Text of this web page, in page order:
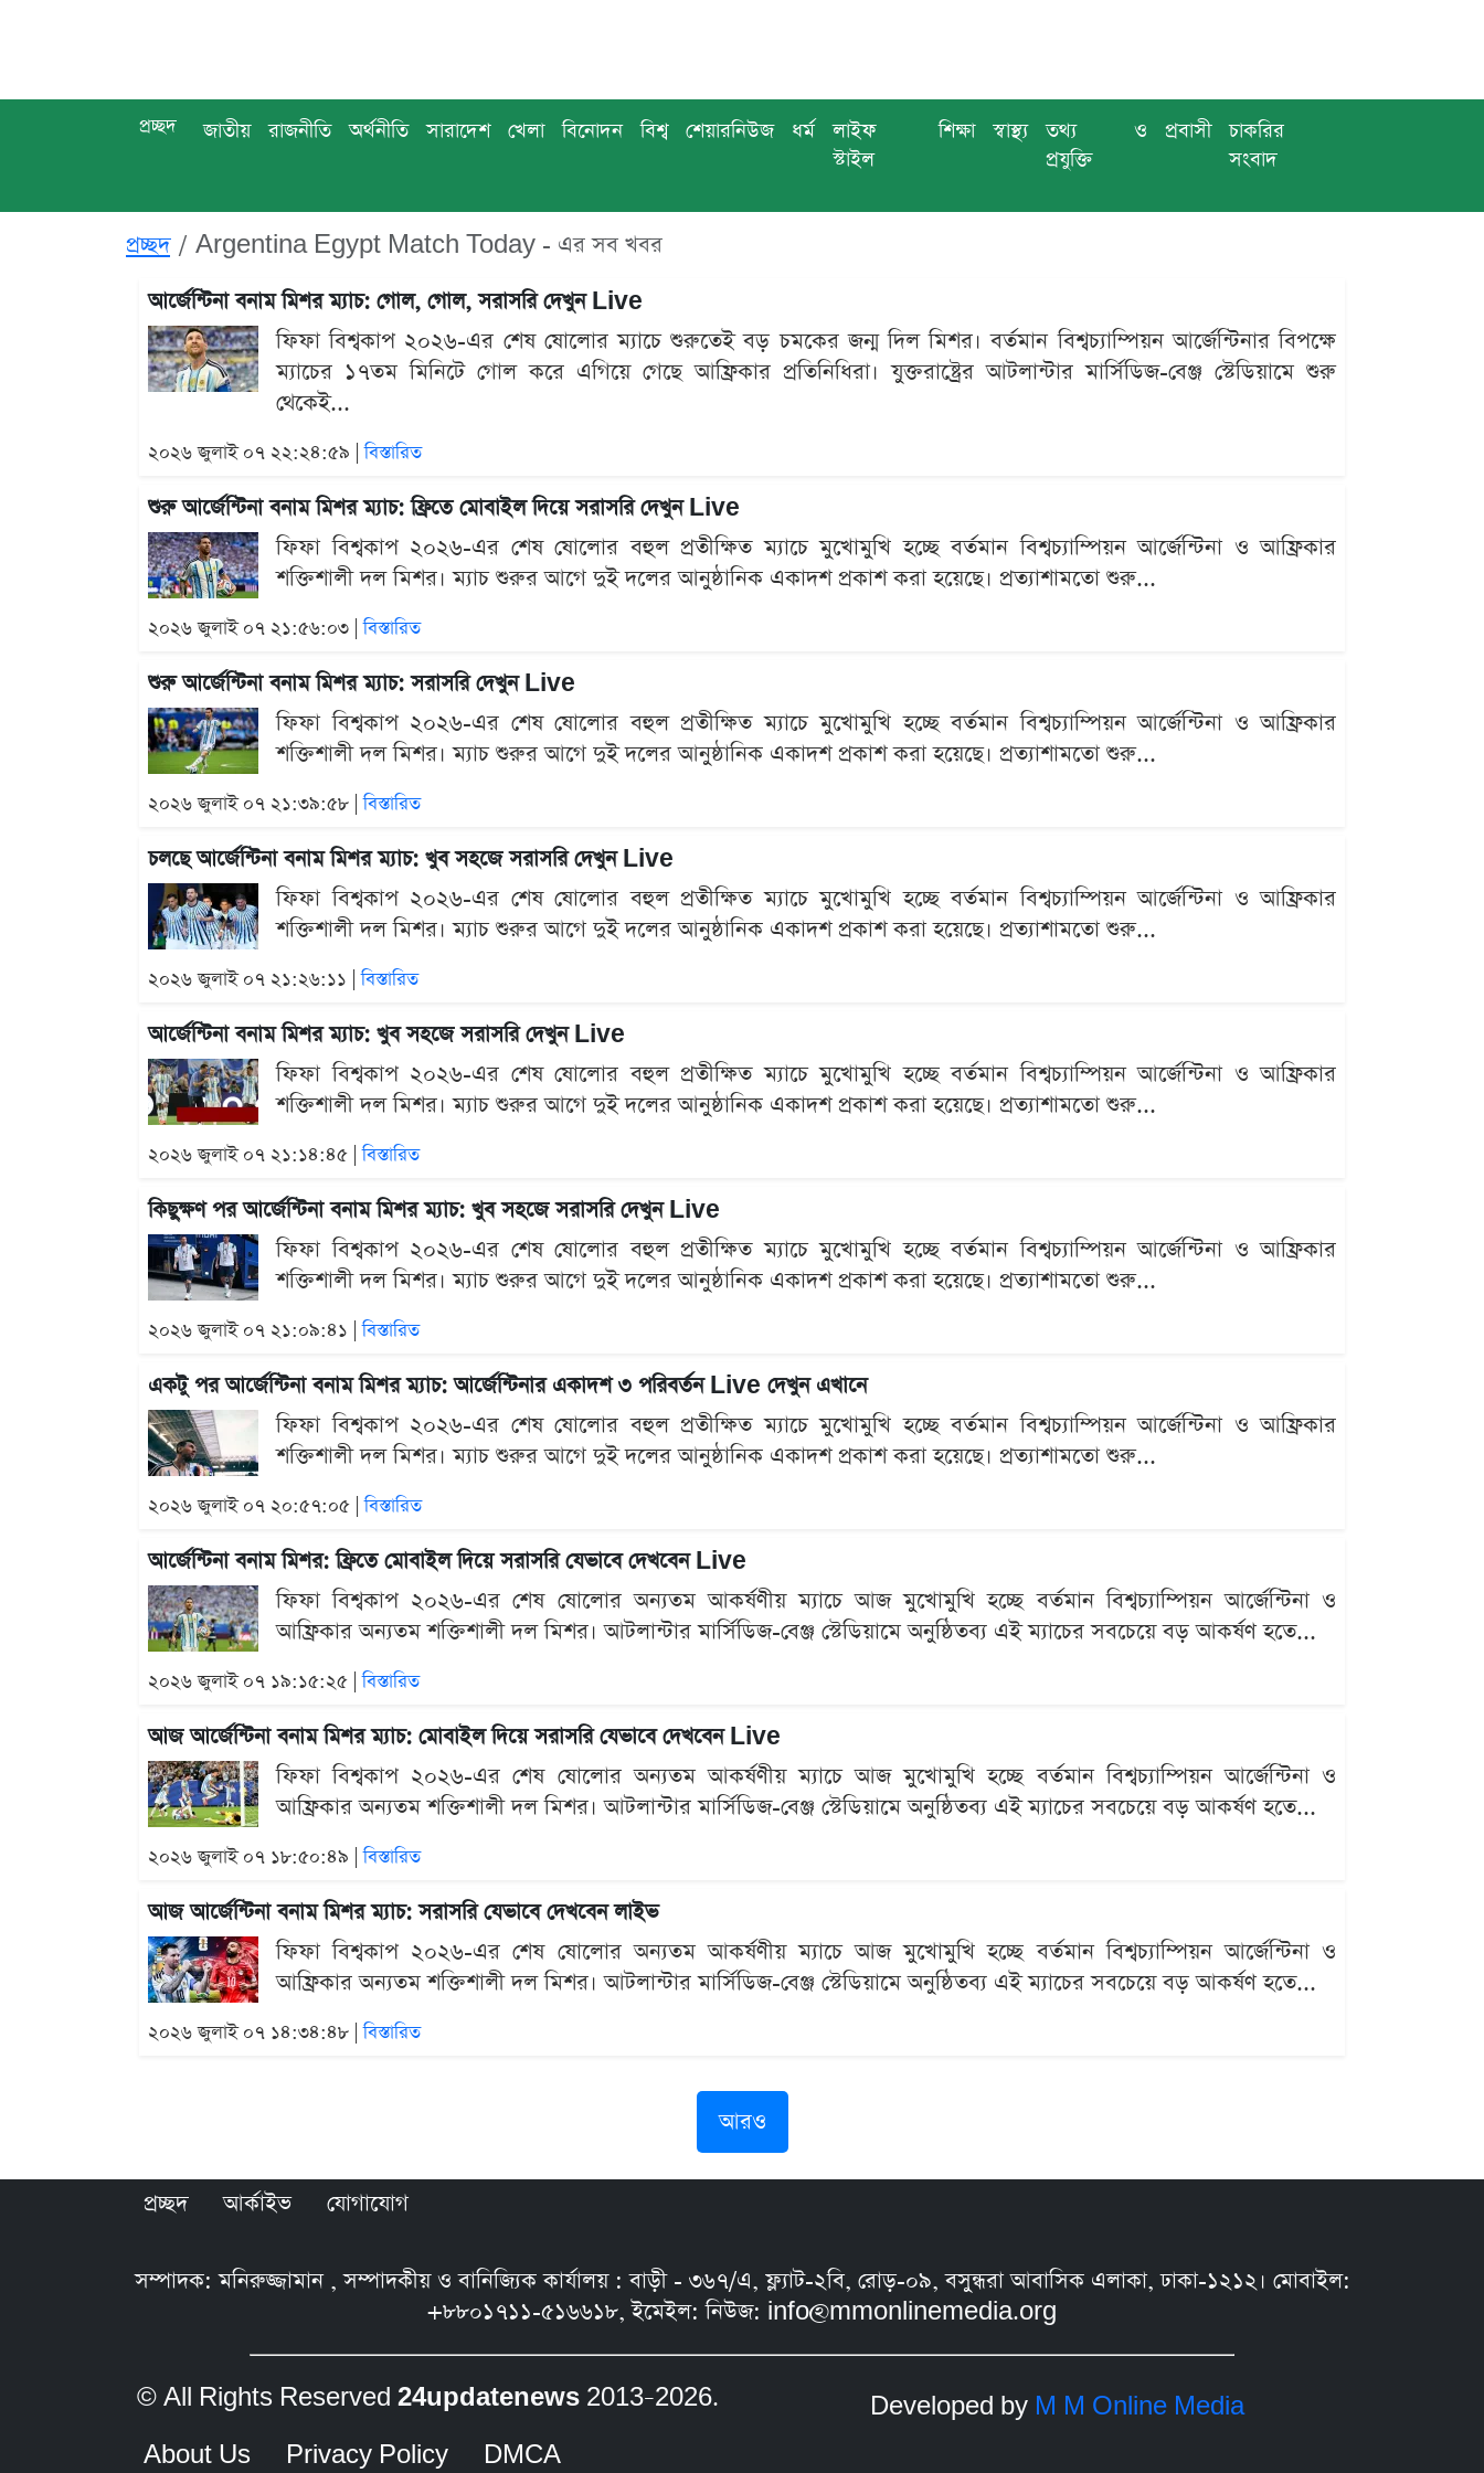
প্রচ্ছদ জাতীয় রাজনীতি অর্থনীতি সারাদেশ খেলা বিনোদন বিশ্ব শেয়ারনিউজ ধর্ম
লাইফ
স্টাইল
শিক্ষা স্বাস্থ্য
তথ্য ও
প্রযুক্তি
প্রবাসী
চাকরির
সংবাদ
প্রচ্ছদ Argentina Egypt Match Today - এর সব খবর
আর্জেন্টিনা বনাম মিশর ম্যাচ: গোল, গোল, সরাসরি দেখুন Live
ফিফা বিশ্বকাপ ২০২৬-এর শেষ ষোলোর ম্যাচে শুরুতেই বড় চমকের জন্ম দিল মিশর। বর্তমান বিশ্বচ্যাম্পিয়ন আর্জেন্টিনার বিপক্ষে
ম্যাচের ১৭তম মিনিটে গোল করে এগিয়ে গেছে আফ্রিকার প্রতিনিধিরা। যুক্তরাষ্ট্রের আটলান্টার মার্সিডিজ-বেঞ্জ স্টেডিয়ামে শুরু
থেকেই...
২০২৬ জুলাই ০৭ ২২:২৪:৫৯ |বিস্তারিত
শুরু আর্জেন্টিনা বনাম মিশর ম্যাচ: ফ্রিতে মোবাইল দিয়ে সরাসরি দেখুন Live
ফিফা বিশ্বকাপ ২০২৬-এর শেষ ষোলোর বহুল প্রতীক্ষিত ম্যাচে মুখোমুখি হচ্ছে বর্তমান বিশ্বচ্যাম্পিয়ন আর্জেন্টিনা ও আফ্রিকার
শক্তিশালী দল মিশর। ম্যাচ শুরুর আগে দুই দলের আনুষ্ঠানিক একাদশ প্রকাশ করা হয়েছে। প্রত্যাশামতো শুরু...
২০২৬ জুলাই ০৭ ২১:৫৬:০৩ |বিস্তারিত
শুরু আর্জেন্টিনা বনাম মিশর ম্যাচ: সরাসরি দেখুন Live
ফিফা বিশ্বকাপ ২০২৬-এর শেষ ষোলোর বহুল প্রতীক্ষিত ম্যাচে মুখোমুখি হচ্ছে বর্তমান বিশ্বচ্যাম্পিয়ন আর্জেন্টিনা ও আফ্রিকার
শক্তিশালী দল মিশর। ম্যাচ শুরুর আগে দুই দলের আনুষ্ঠানিক একাদশ প্রকাশ করা হয়েছে। প্রত্যাশামতো শুরু...
২০২৬ জুলাই ০৭ ২১:৩৯:৫৮ |বিস্তারিত
চলছে আর্জেন্টিনা বনাম মিশর ম্যাচ: খুব সহজে সরাসরি দেখুন Live
ফিফা বিশ্বকাপ ২০২৬-এর শেষ ষোলোর বহুল প্রতীক্ষিত ম্যাচে মুখোমুখি হচ্ছে বর্তমান বিশ্বচ্যাম্পিয়ন আর্জেন্টিনা ও আফ্রিকার
শক্তিশালী দল মিশর। ম্যাচ শুরুর আগে দুই দলের আনুষ্ঠানিক একাদশ প্রকাশ করা হয়েছে। প্রত্যাশামতো শুরু...
২০২৬ জুলাই ০৭ ২১:২৬:১১ |বিস্তারিত
আর্জেন্টিনা বনাম মিশর ম্যাচ: খুব সহজে সরাসরি দেখুন Live
ফিফা বিশ্বকাপ ২০২৬-এর শেষ ষোলোর বহুল প্রতীক্ষিত ম্যাচে মুখোমুখি হচ্ছে বর্তমান বিশ্বচ্যাম্পিয়ন আর্জেন্টিনা ও আফ্রিকার
শক্তিশালী দল মিশর। ম্যাচ শুরুর আগে দুই দলের আনুষ্ঠানিক একাদশ প্রকাশ করা হয়েছে। প্রত্যাশামতো শুরু...
২০২৬ জুলাই ০৭ ২১:১৪:৪৫ |বিস্তারিত
কিছুক্ষণ পর আর্জেন্টিনা বনাম মিশর ম্যাচ: খুব সহজে সরাসরি দেখুন Live
ফিফা বিশ্বকাপ ২০২৬-এর শেষ ষোলোর বহুল প্রতীক্ষিত ম্যাচে মুখোমুখি হচ্ছে বর্তমান বিশ্বচ্যাম্পিয়ন আর্জেন্টিনা ও আফ্রিকার
শক্তিশালী দল মিশর। ম্যাচ শুরুর আগে দুই দলের আনুষ্ঠানিক একাদশ প্রকাশ করা হয়েছে। প্রত্যাশামতো শুরু...
২০২৬ জুলাই ০৭ ২১:০৯:৪১ |বিস্তারিত
একটু পর আর্জেন্টিনা বনাম মিশর ম্যাচ: আর্জেন্টিনার একাদশ ৩ পরিবর্তন Live দেখুন এখানে
ফিফা বিশ্বকাপ ২০২৬-এর শেষ ষোলোর বহুল প্রতীক্ষিত ম্যাচে মুখোমুখি হচ্ছে বর্তমান বিশ্বচ্যাম্পিয়ন আর্জেন্টিনা ও আফ্রিকার
শক্তিশালী দল মিশর। ম্যাচ শুরুর আগে দুই দলের আনুষ্ঠানিক একাদশ প্রকাশ করা হয়েছে। প্রত্যাশামতো শুরু...
২০২৬ জুলাই ০৭ ২০:৫৭:০৫ |বিস্তারিত
আর্জেন্টিনা বনাম মিশর: ফ্রিতে মোবাইল দিয়ে সরাসরি যেভাবে দেখবেন Live
ফিফা বিশ্বকাপ ২০২৬-এর শেষ ষোলোর অন্যতম আকর্ষণীয় ম্যাচে আজ মুখোমুখি হচ্ছে বর্তমান বিশ্বচ্যাম্পিয়ন আর্জেন্টিনা ও
আফ্রিকার অন্যতম শক্তিশালী দল মিশর। আটলান্টার মার্সিডিজ-বেঞ্জ স্টেডিয়ামে অনুষ্ঠিতব্য এই ম্যাচের সবচেয়ে বড় আকর্ষণ হতে...
২০২৬ জুলাই ০৭ ১৯:১৫:২৫ |বিস্তারিত
আজ আর্জেন্টিনা বনাম মিশর ম্যাচ: মোবাইল দিয়ে সরাসরি যেভাবে দেখবেন Live
ফিফা বিশ্বকাপ ২০২৬-এর শেষ ষোলোর অন্যতম আকর্ষণীয় ম্যাচে আজ মুখোমুখি হচ্ছে বর্তমান বিশ্বচ্যাম্পিয়ন আর্জেন্টিনা ও
আফ্রিকার অন্যতম শক্তিশালী দল মিশর। আটলান্টার মার্সিডিজ-বেঞ্জ স্টেডিয়ামে অনুষ্ঠিতব্য এই ম্যাচের সবচেয়ে বড় আকর্ষণ হতে...
২০২৬ জুলাই ০৭ ১৮:৫০:৪৯ |বিস্তারিত
আজ আর্জেন্টিনা বনাম মিশর ম্যাচ: সরাসরি যেভাবে দেখবেন লাইভ
ফিফা বিশ্বকাপ ২০২৬-এর শেষ ষোলোর অন্যতম আকর্ষণীয় ম্যাচে আজ মুখোমুখি হচ্ছে বর্তমান বিশ্বচ্যাম্পিয়ন আর্জেন্টিনা ও
আফ্রিকার অন্যতম শক্তিশালী দল মিশর। আটলান্টার মার্সিডিজ-বেঞ্জ স্টেডিয়ামে অনুষ্ঠিতব্য এই ম্যাচের সবচেয়ে বড় আকর্ষণ হতে...
২০২৬ জুলাই ০৭ ১৪:৩৪:৪৮ |বিস্তারিত
আরও
প্রচ্ছদ আর্কাইভ যোগাযোগ
সম্পাদক: মনিরুজ্জামান , সম্পাদকীয় ও বানিজ্যিক কার্যালয় : বাড়ী - ৩৬৭/এ, ফ্ল্যাট-২বি, রোড়-০৯, বসুন্ধরা আবাসিক এলাকা, ঢাকা-১২১২। মোবাইল:
+৮৮০১৭১১-৫১৬৬১৮, ইমেইল: নিউজ: info@mmonlinemedia.org
© All Rights Reserved 24updatenews2013–2026. Developed by M M Online Media
About Us
Privacy Policy DMCA